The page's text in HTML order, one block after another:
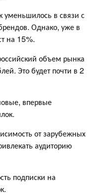
уменьшилось в связи с
Однако, уже в
на 15%.
объем рынка
Это будет почти в 2
впервые
от зарубежных
аудиторию
подписки на